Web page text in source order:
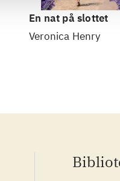
En nat på slottet
Veronica Henry